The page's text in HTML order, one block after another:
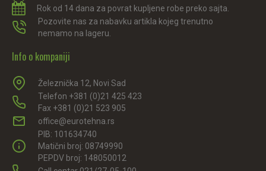
Rok od 14 dana za povrat kupljene robe preko sajta.
Pozovite nas za nabavku artikla kojeg trenutno
nemamo na lageru.
Info o kompaniji
Železnička 12, Novi Sad
Telefon +381 (0)21 425 423
Fax +381 (0)21 523 905
office@eurotehna.rs
PIB: 101634740
Matični broj: 08749990
PEPDV broj: 148050012